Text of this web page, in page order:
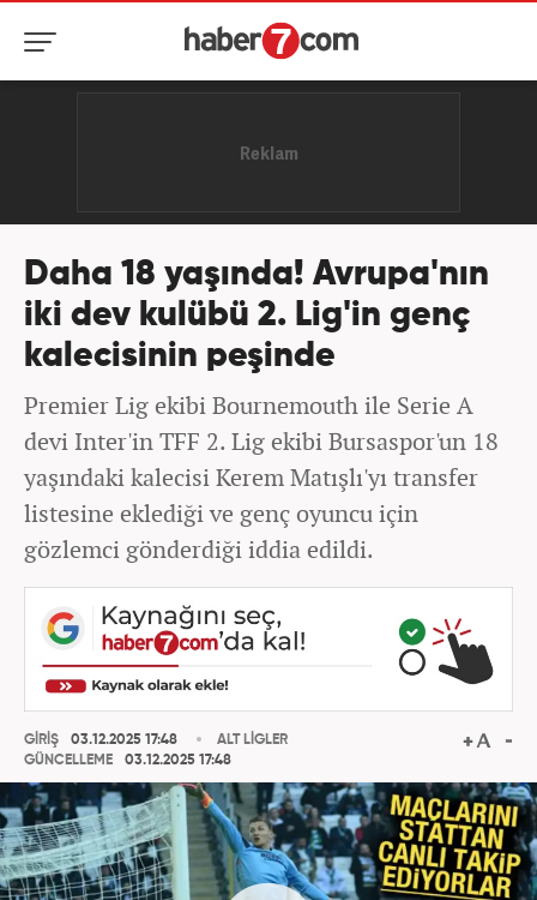
Daha 18 yaşında! Avrupa'nın
iki dev kulübü 2. Lig'in genç
kalecisinin peşinde
Premier Lig ekibi Bournemouth ile Serie A
devi Inter'in TFF 2. Lig ekibi Bursaspor'un 18
yaşındaki kalecisi Kerem Matışlı'yı transfer
listesine eklediği ve genç oyuncu için
gözlemci gönderdiği iddia edildi.
GİRİŞ
03.12.2025 17:48
GÜNCELLEME
03.12.2025 17:48
ALT LİGLER